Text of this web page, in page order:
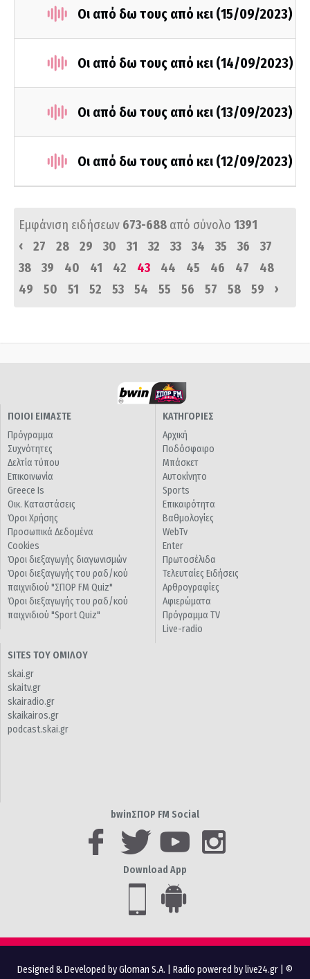
Οι από δω τους από κει (15/09/2023)
Οι από δω τους από κει (14/09/2023)
Οι από δω τους από κει (13/09/2023)
Οι από δω τους από κει (12/09/2023)
Εμφάνιση ειδήσεων 673-688 από σύνολο 1391
‹
27 28 29 30 31 32 33 34 35 36
37
38
39 40 41 42 43 44 45 46 47
48
49
50 51 52 53 54 55 56 57 58 59 ›
ΠΟΙΟΙ ΕΙΜΑΣΤΕ
Πρόγραμμα
Συχνότητες
Δελτία τύπου
Επικοινωνία
Greece Is
Οικ. Καταστάσεις
Όροι Χρήσης
Προσωπικά Δεδομένα
Cookies
Όροι διεξαγωγής διαγωνισμών
Όροι διεξαγωγής του ραδ/κού
παιχνιδιού "ΣΠΟΡ FM Quiz"
Όροι διεξαγωγής του ραδ/κού
παιχνιδιού "Sport Quiz"
ΚΑΤΗΓΟΡΙΕΣ
Αρχική
Ποδόσφαιρο
Μπάσκετ
Αυτοκίνητο
Sports
Επικαιρότητα
Βαθμολογίες
WebTv
Enter
Πρωτοσέλιδα
Τελευταίες Ειδήσεις
Αρθρογραφίες
Αφιερώματα
Πρόγραμμα TV
Live-radio
SITES ΤΟΥ ΟΜΙΛΟΥ
skai.gr
skaitv.gr
skairadio.gr
skaikairos.gr
podcast.skai.gr
bwinΣΠΟΡ FM Social
Download App
Designed & Developed by Gloman S.A. Radio powered by live24.gr | ©